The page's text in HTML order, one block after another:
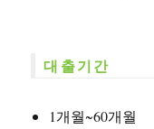
대출기간
1개월~60개월